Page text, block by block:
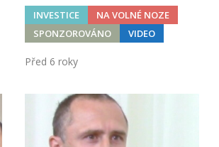
INVESTICE
NA VOLNÉ NOZE
SPONZOROVÁNO
VIDEO
Před 6 roky